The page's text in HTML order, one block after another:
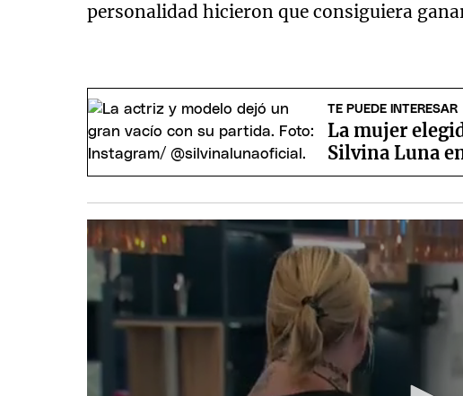
personalidad hicieron que consiguiera
TE PUEDE INTERESAR
La mujer
Silvina Luna